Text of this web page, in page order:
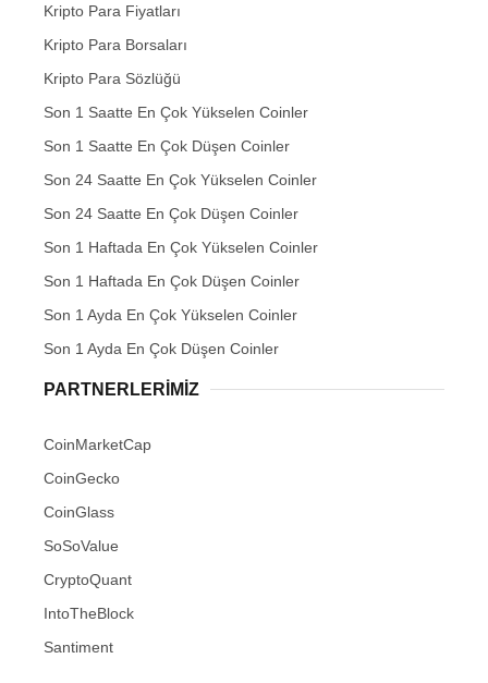
Kripto Para Fiyatları
Kripto Para Borsaları
Kripto Para Sözlüğü
Son 1 Saatte En Çok Yükselen Coinler
Son 1 Saatte En Çok Düşen Coinler
Son 24 Saatte En Çok Yükselen Coinler
Son 24 Saatte En Çok Düşen Coinler
Son 1 Haftada En Çok Yükselen Coinler
Son 1 Haftada En Çok Düşen Coinler
Son 1 Ayda En Çok Yükselen Coinler
Son 1 Ayda En Çok Düşen Coinler
PARTNERLERIMIZ
CoinMarketCap
CoinGecko
CoinGlass
SoSoValue
CryptoQuant
IntoTheBlock
Santiment